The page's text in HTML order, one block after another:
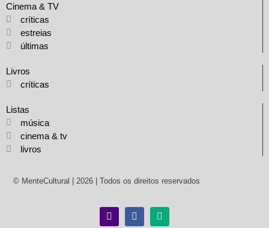
Cinema & TV
críticas
estreias
últimas
Livros
críticas
Listas
música
cinema & tv
livros
© MenteCultural | 2026 | Todos os direitos reservados